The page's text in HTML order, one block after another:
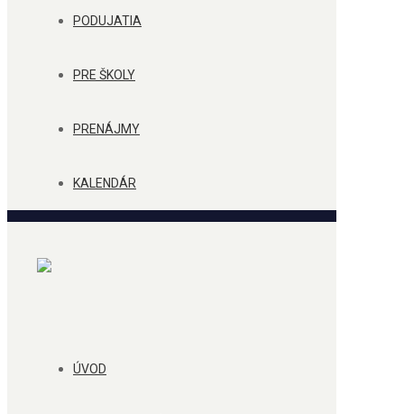
PODUJATIA
PRE ŠKOLY
PRENÁJMY
KALENDÁR
ÚVOD